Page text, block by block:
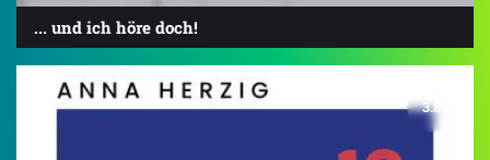
... und ich höre doch!
3.8